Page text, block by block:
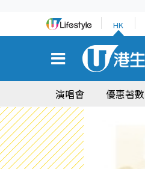
HK
演唱會 優惠著數